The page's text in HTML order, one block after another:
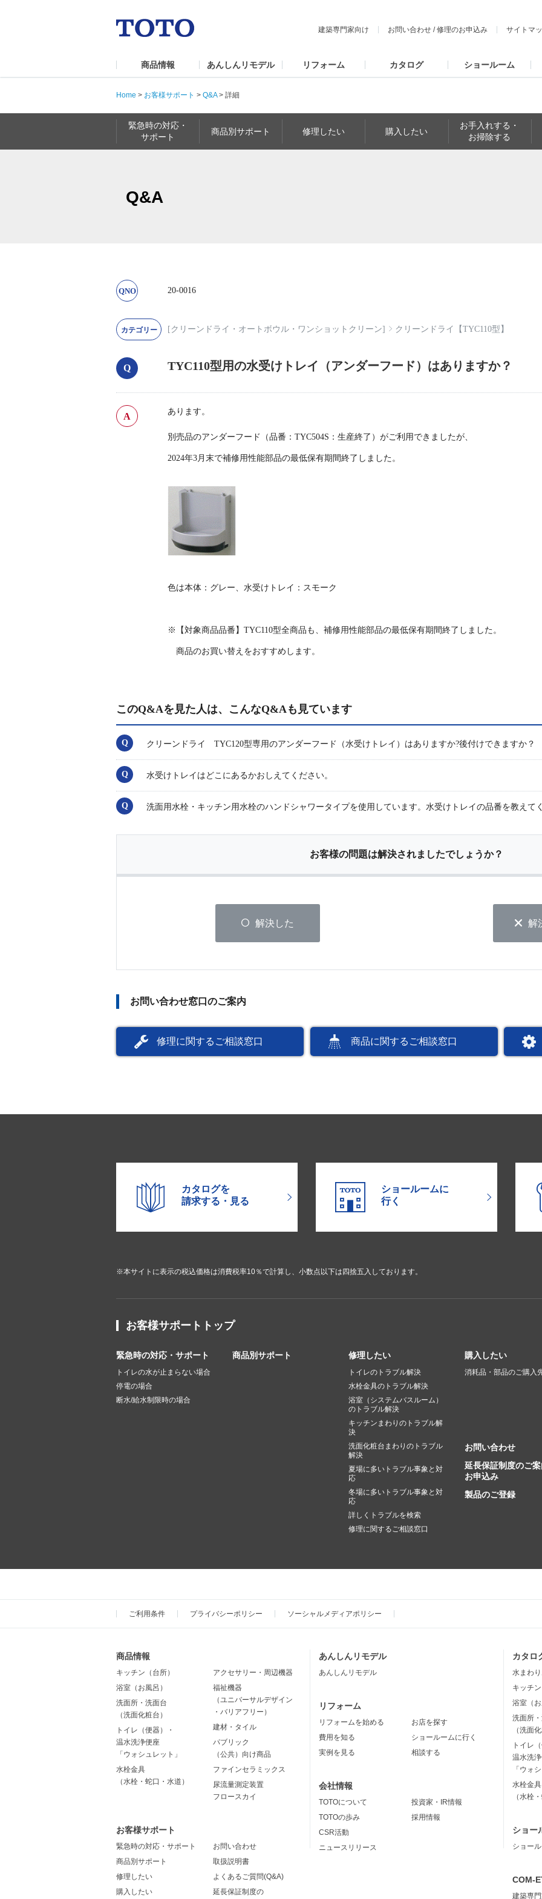
建築専門家向け お問い合わせ /修理のお申込み サイトマ
商品情報 あんしんリモデル リフォーム カタログ ショールーム
Home > お客様サポート > Q&A> 詳細
緊急時の対応・
サポート
商品別サポート 修理したい 購入したい
お手入れする・
お掃除する
Q&A
20-0016
[クリーンドライ・オートボウル・ワンショットクリーン] クリーンドライ【TYC110型】
TYC110型用の水受けトレイ（アンダーフード）はありますか？
あります。
別売品のアンダーフード（品番：TYC504S：生産終了）がご利用できましたが、
2024年3月末で補修用性能部品の最低保有期間終了しました。
色は本体：グレー、水受けトレイ：スモーク
※【対象商品品番】TYC110型全商品も、補修用性能部品の最低保有期間終了しました。
商品のお買い替えをおすすめします。
このQ&Aを見た人は、こんなQ&Aも見ています
クリーンドライ TYC120型専用のアンダーフード（水受けトレイ）はありますか?後付けできますか？
水受けトレイはどこにあるかおしえてください。
洗面用水栓・キッチン用水栓のハンドシャワータイプを使用しています。水受けトレイの品番を教えて
お客様の問題は解決されましたでしょうか？
解決した 解
お問い合わせ窓口のご案内
修理に関するご相談窓口 商品に関するご相談窓口
カタログを
請求する・見る
ショールームに
行く
※本サイトに表示の税込価格は消費税率10％で計算し、小数点以下は四捨五入しております。
お客様サポートトップ
緊急時の対応・サポート
トイレの水が止まらない場合
停電の場合
断水/給水制限時の場合
商品別サポート 修理したい
トイレのトラブル解決
水栓金具のトラブル解決
浴室（システムバスルーム）
のトラブル解決
キッチンまわりのトラブル解
決
洗面化粧台まわりのトラブル
解決
夏場に多いトラブル事象と対
応
冬場に多いトラブル事象と対
応
詳しくトラブルを検索
修理に関するご相談窓口
購入したい
消耗品・部品のご購入
お問い合わせ
延長保証制度のご案
お申込み
製品のご登録
ご利用条件 プライバシーポリシー ソーシャルメディアポリシー
商品情報
キッチン（台所）
浴室（お風呂）
洗面所・洗面台
（洗面化粧台）
トイレ（便器）・
温水洗浄便座
「ウォシュレット」
水栓金具
（水栓・蛇口・水道）
アクセサリー・周辺機器
福祉機器
（ユニバーサルデザイン
・バリアフリー）
建材・タイル
パブリック
（公共）向け商品
ファインセラミックス
尿流量測定装置
フロースカイ
お客様サポート
緊急時の対応・サポート
商品別サポート
修理したい
購入したい
お問い合わせ
取扱説明書
よくあるご質問(Q&A)
延長保証制度の
あんしんリモデル
あんしんリモデル
リフォーム
リフォームを始める
費用を知る
実例を見る
お店を探す
ショールームに行く
相談する
会社情報
TOTOについて
TOTOの歩み
CSR活動
ニュースリリース
投資家・IR情報
採用情報
カタロ
水まわ
キッチン
浴室（お
洗面所
（洗面
トイレ
温水洗
「ウォ
水栓金具
（水栓
ショー
ショー
COM-
建築専